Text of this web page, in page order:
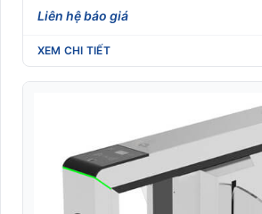
Liên hệ báo giá
XEM CHI TIẾT